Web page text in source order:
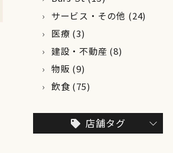
サービス・その他 (24)
医療 (3)
建設・不動産 (8)
物販 (9)
飲食 (75)
店舗タグ